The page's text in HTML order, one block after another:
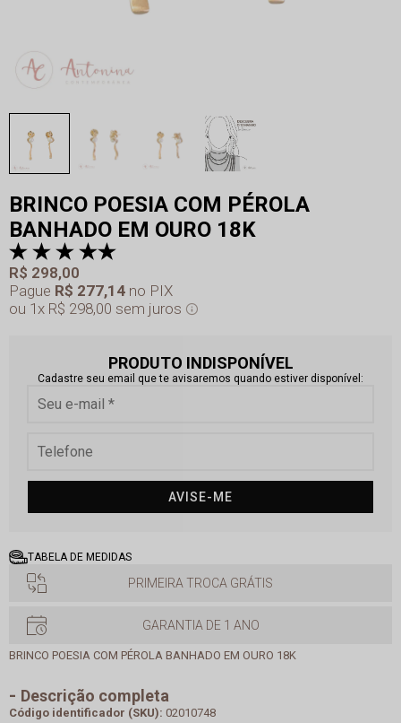
BRINCO POESIA COM PÉROLA
BANHADO EM OURO 18K
Pague R$ 277,14no PIX
R$ 298,00
1x R$ 298,00 sem juros
PRODUTO INDISPONÍVEL
Cadastre seu email que te avisaremos quando estiver disponível:
AVISE-ME
TABELA DE MEDIDAS
PRIMEIRA TROCA GRÁTIS
GARANTIA DE 1 ANO
BRINCO POESIA COM PÉROLA BANHADO EM OURO 18K
Descrição completa
Código identificador (SKU): 02010748